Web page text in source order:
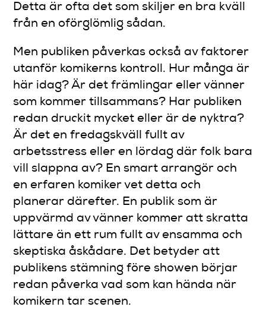
Detta är ofta det som skiljer en bra kväll
från en oförglömlig sådan.
Men publiken påverkas också av faktorer
utanför komikerns kontroll. Hur många är
här idag? Är det främlingar eller vänner
som kommer tillsammans? Har publiken
redan druckit mycket eller är de nyktra?
Är det en fredagskväll fullt av
arbetsstress eller en lördag där folk bara
vill slappna av? En smart arrangör och
en erfaren komiker vet detta och
planerar därefter. En publik som är
uppvärmd av vänner kommer att skratta
lättare än ett rum fullt av ensamma och
skeptiska åskådare. Det betyder att
publikens stämning före showen börjar
redan påverka vad som kan hända när
komikern tar scenen.